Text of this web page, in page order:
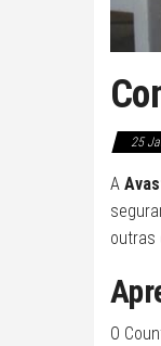
25
A
outras
O